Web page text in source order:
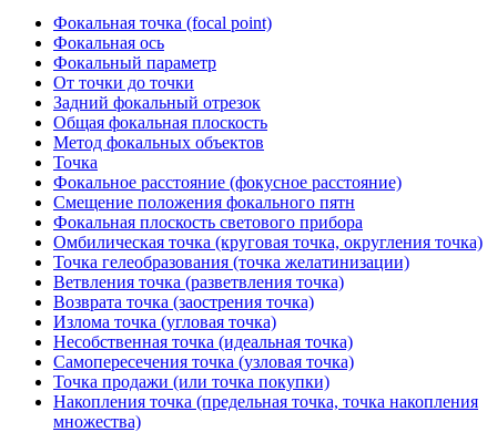
Фокальная точка (focal point)
Фокальная ось
Фокальный параметр
От точки до точки
Задний фокальный отрезок
Общая фокальная плоскость
Метод фокальных объектов
Точка
Фокальное расстояние (фокусное расстояние)
Смещение положения фокального пятн
Фокальная плоскость светового прибора
Омбилическая точка (круговая точка, округления точка)
Точка гелеобразования (точка желатинизации)
Ветвления точка (разветвления точка)
Возврата точка (заострения точка)
Излома точка (угловая точка)
Несобственная точка (идеальная точка)
Самопересечения точка (узловая точка)
Точка продажи (или точка покупки)
Накопления точка (предельная точка, точка накопления
множества)